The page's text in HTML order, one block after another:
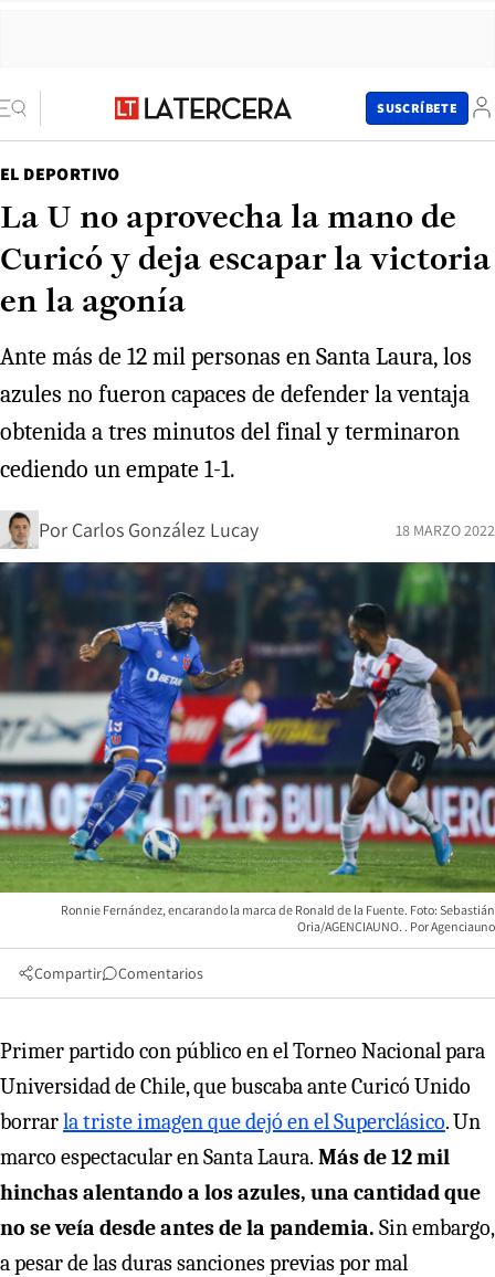
SUSCRÍBETE
EL DEPORTIVO
La U no aprovecha la mano de
Curicó y deja escapar la victoria
en la agonía
Ante más de 12 mil personas en Santa Laura, los
azules no fueron capaces de defender la ventaja
obtenida a tres minutos del final y terminaron
cediendo un empate 1-1.
Por Carlos González Lucay 18 MARZO 2022
Ronnie Fernández, encarando la marca de Ronald de la Fuente. Foto: Sebastián
Oria/AGENCIAUNO.
Agenciauno
Compartir Comentarios
Primer partido con público en el Torneo Nacional para
Universidad de Chile, que buscaba ante Curicó Unido
borrarla triste imagen que dejó en el Superclásico. Un
marco espectacular en Santa Laura. Más de 12 mil
hinchas alentando a los azules, una cantidad que
no se veía desde antes de la pandemia. Sin embargo,
a pesar de las duras sanciones previas por mal